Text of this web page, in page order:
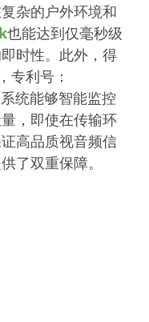
杂的户外环境和
也能达到仅毫秒级
时性。此外，得
专利号：
统能够智能监控
，即使在传输环
高品质视音频信
了双重保障。